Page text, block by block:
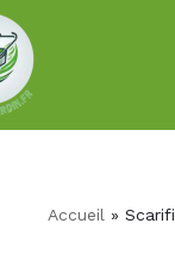
Accueil »